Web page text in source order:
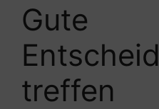
Gute
treffen